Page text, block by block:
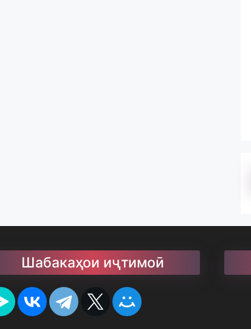
Шабакаҳои иҷтимоӣ